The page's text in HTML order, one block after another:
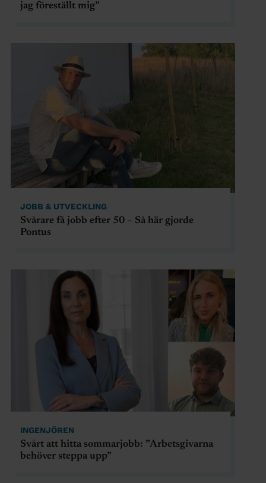
jag föreställt mig”
JOBB & UTVECKLING
Svårare få jobb efter 50 – Så här gjorde
Pontus
INGENJÖREN
Svårt att hitta sommarjobb: ”Arbetsgivarna
behöver steppa upp”